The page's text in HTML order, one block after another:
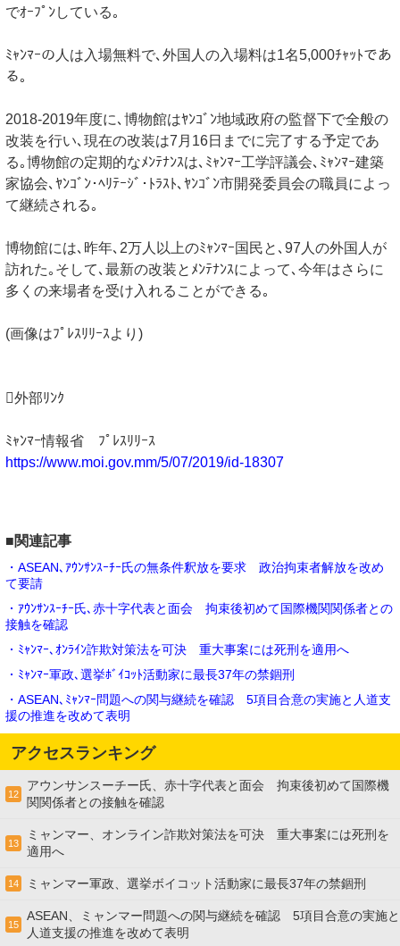
でｵｰﾌﾟﾝしている｡
ﾐｬﾝﾏｰの人は入場無料で､外国人の入場料は1名5,000ﾁｬｯﾄであ
る｡
2018-2019年度に､博物館はﾔﾝｺﾞﾝ地域政府の監督下で全般の
改装を行い､現在の改装は7月16日までに完了する予定であ
る｡博物館の定期的なﾒﾝﾃﾅﾝｽは､ﾐｬﾝﾏｰ工学評議会､ﾐｬﾝﾏｰ建築
家協会､ﾔﾝｺﾞﾝ･ﾍﾘﾃｰｼﾞ･ﾄﾗｽﾄ､ﾔﾝｺﾞﾝ市開発委員会の職員によっ
て継続される｡
博物館には､昨年､2万人以上のﾐｬﾝﾏｰ国民と､97人の外国人が
訪れた｡そして､最新の改装とﾒﾝﾃﾅﾝｽによって､今年はさらに
多くの来場者を受け入れることができる｡
(画像はﾌﾟﾚｽﾘﾘｰｽより)
外部ﾘﾝｸ
ﾐｬﾝﾏｰ情報省 ﾌﾟﾚｽﾘﾘｰｽ
https://www.moi.gov.mm/5/07/2019/id-18307
■関連記事
・ASEAN､ｱｳﾝｻﾝｽｰﾁｰ氏の無条件釈放を要求 政治拘束者解放を改め
て要請
・ｱｳﾝｻﾝｽｰﾁｰ氏､赤十字代表と面会 拘束後初めて国際機関関係者との
接触を確認
・ﾐｬﾝﾏｰ､ｵﾝﾗｲﾝ詐欺対策法を可決 重大事案には死刑を適用へ
・ﾐｬﾝﾏｰ軍政､選挙ﾎﾞｲｺｯﾄ活動家に最長37年の禁錮刑
・ASEAN､ﾐｬﾝﾏｰ問題への関与継続を確認 5項目合意の実施と人道支
援の推進を改めて表明
アクセスランキング
12
アウンサンスーチー氏、赤十字代表と面会 拘束後初めて国際機
関関係者との接触を確認
13
ミャンマー、オンライン詐欺対策法を可決 重大事案には死刑を
適用へ
14 ミャンマー軍政、選挙ボイコット活動家に最長37年の禁錮刑
15
ASEAN、ミャンマー問題への関与継続を確認 5項目合意の実施と
人道支援の推進を改めて表明